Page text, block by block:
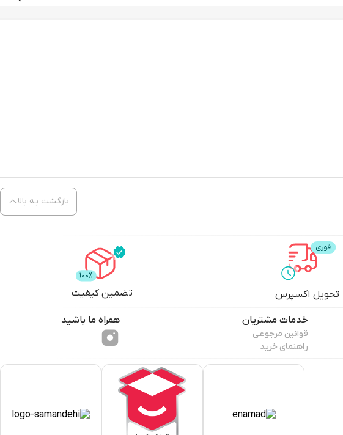
بازگشت به بالا
تحویل اکسپرس تضمین کیفیت
خدمات مشتریان
قوانین مرجوعی
راهنمای خرید
همراه ما باشید